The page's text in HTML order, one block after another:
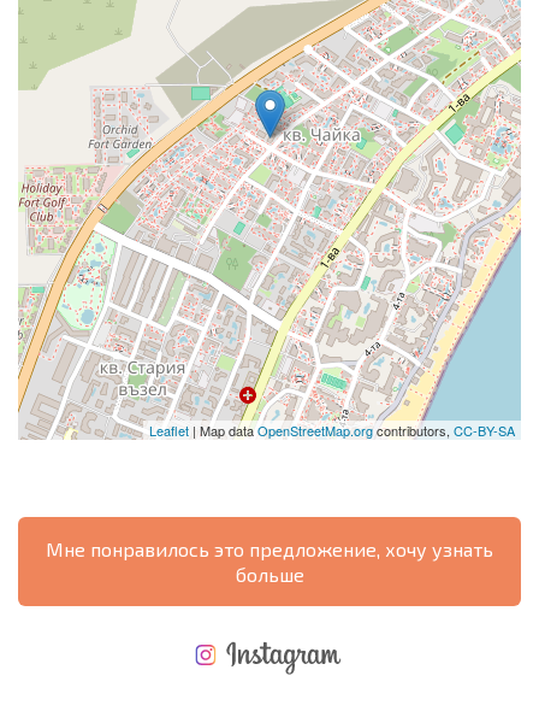
Leaflet | Map dataOpenStreetMap.orgcontributors, CC-BY-SA
Мне понравилось это предложение, хочу узнать
больше